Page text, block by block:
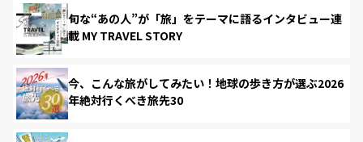
旬な“あの人”が「旅」をテーマに語るインタビュー連
載 MY TRAVEL STORY
今、こんな旅がしてみたい！地球の歩き方が選ぶ2026
年絶対行くべき旅先30